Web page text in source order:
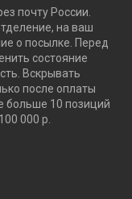
почту России.
на ваш
о посылке. Перед
состояние
Вскрывать
после оплаты
больше 10 позиций
000 р.